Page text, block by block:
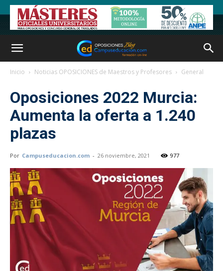
Inicio Noticias OPOSICIONES de Maestros y Profesores General
Oposiciones 2022 Murcia:
Aumenta la oferta a 1.240
plazas
Por Campuseducacion.com - 26 noviembre, 2021 977